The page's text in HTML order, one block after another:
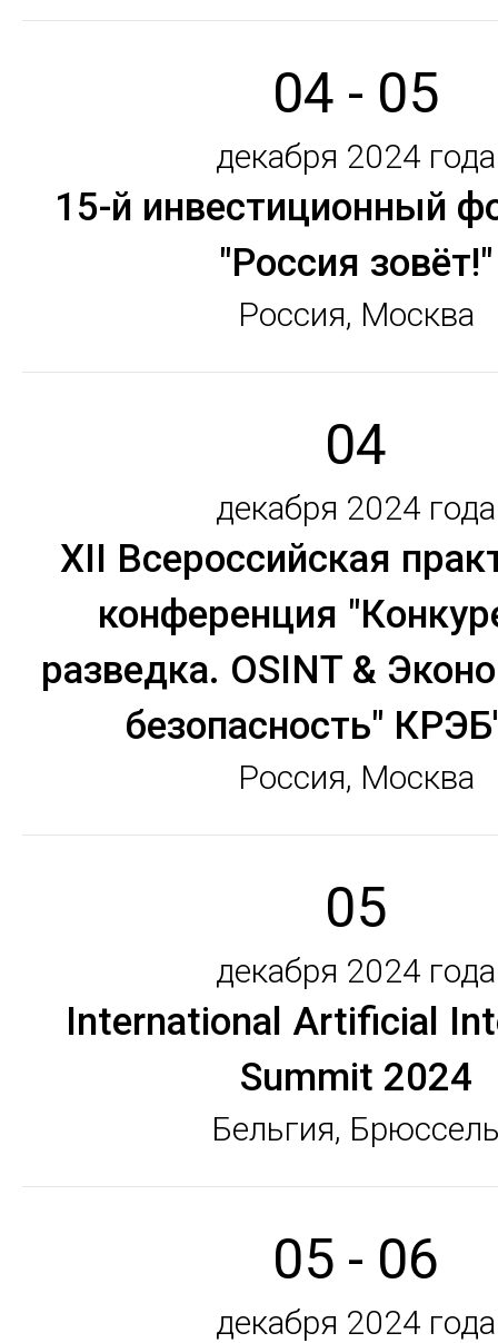
04 - 05
декабря 2024 года
15-й инвестиционный
"Россия зовёт!"
Россия, Москва
04
декабря 2024 года
XII Всероссийская
конференция
разведка. OSINT &
безопасность"
Россия, Москва
05
декабря 2024 года
International Artificial
Summit 2024
Бельгия,
05 - 06
декабря 2024 года